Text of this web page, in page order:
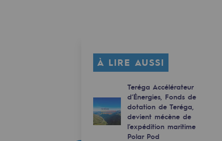
À LIRE AUSSI
Teréga Accélérateur
d’Énergies, Fonds de
dotation de Teréga,
devient mécène de
l’expédition maritime
Polar Pod